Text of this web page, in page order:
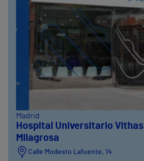
Madrid
Hospital Universitario
Milagrosa
Calle Modesto Lafuente, 14